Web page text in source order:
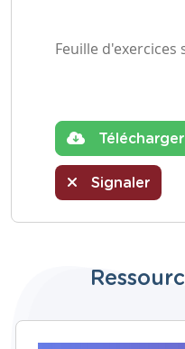
Feuille d'exercices
Télécharger
Signaler